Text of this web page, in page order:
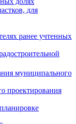
для
ранее учтенных
муниципального
проектирования